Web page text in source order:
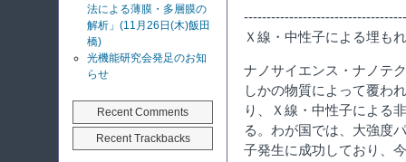
Ｘ線・中性子による埋も
ナノサイエンス・ナノテ
しかの物質によって覆わ
り、Ｘ線・中性子による
る。わが国では、大強度
子発生に成功しており、
法による薄膜・多層膜の
解析」(11月26日(木)飯田
橋)
光機能研究会発足のお知
らせ
Recent Comments
Recent Trackbacks